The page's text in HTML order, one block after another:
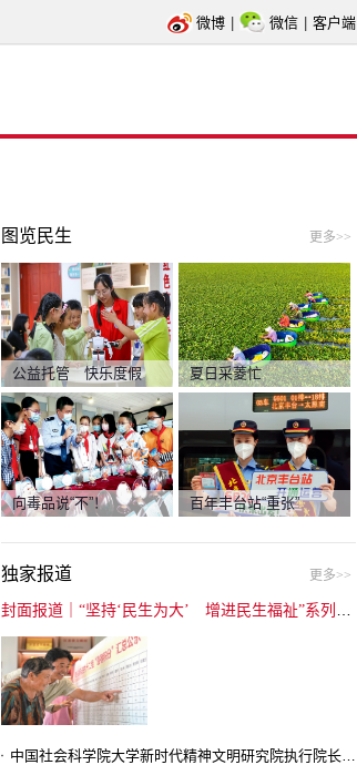
微博 微信 客户端
图览民生 更多>>
公益托管 快乐度假 夏日采菱忙
向毒品说“不”！ 百年丰台站“重张”
独家报道 更多>>
中国社会科学院大学新时代精神文明研究院执行院长王维国：文明村镇创建为乡村注入持久发展动力